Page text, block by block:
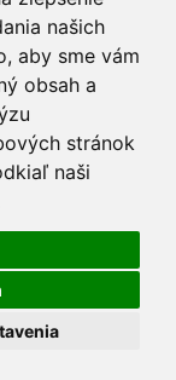
našich
aby sme vám
obsah a
stránok
naši